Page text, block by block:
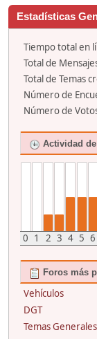
Estadísticas
Tiempo total en
Total de
Total de Temas
Número de
Número de
Actividad
0 1 2 3 4 5 6
Foros más
Vehículos
DGT
Temas Generales